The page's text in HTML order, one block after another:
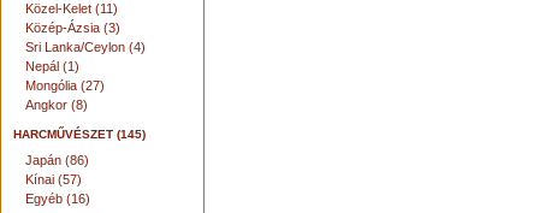
Közel-Kelet (11)
Közép-Ázsia (3)
Sri Lanka/Ceylon (4)
Nepál (1)
Mongólia (27)
Angkor (8)
HARCMŰVÉSZET (145)
Japán (86)
Kínai (57)
Egyéb (16)